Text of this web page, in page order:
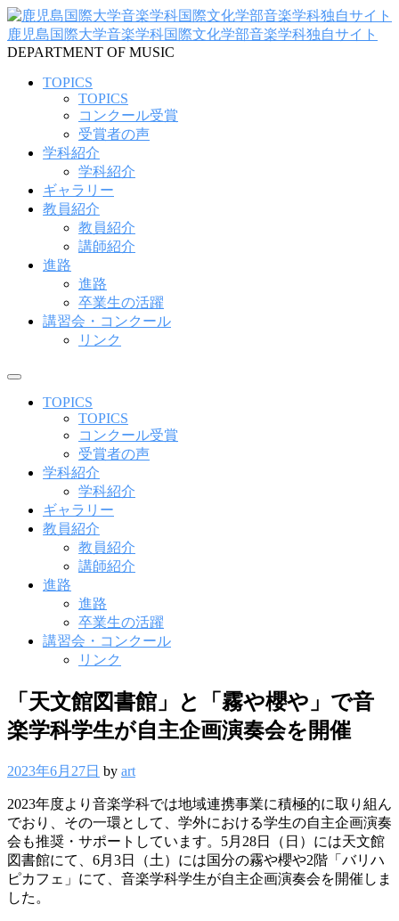
コ
ン
テ
鹿児島国際大学音楽学科国際文化学部音楽学科独自サイト
DEPARTMENT OF MUSIC
TOPICS
TOPICS
コンクール受賞
受賞者の声
学科紹介
学科紹介
ギャラリー
教員紹介
教員紹介
講師紹介
進路
進路
卒業生の活躍
講習会・コンクール
リンク
メ
TOPICS
TOPICS
コンクール受賞
受賞者の声
学科紹介
学科紹介
ギャラリー
教員紹介
教員紹介
講師紹介
進路
進路
卒業生の活躍
講習会・コンクール
リンク
「天文館図書館」と「霧や櫻や」で音
楽学科学生が自主企画演奏会を開催
2023年6月27日 by art
2023年度より音楽学科では地域連携事業に積極的に取り組ん
でおり、その一環として、学外における学生の自主企画演奏
会も推奨・サポートしています。5月28日（日）には天文館
図書館にて、6月3日（土）には国分の霧や櫻や2階「バリハ
ピカフェ」にて、音楽学科学生が自主企画演奏会を開催しま
した。